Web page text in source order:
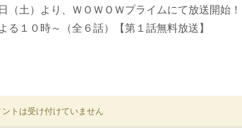
（土）より、ＷＯＷＯＷプライムにて放送開始！
る１０時～（全６話）【第１話無料放送】
ントは受け付けていません